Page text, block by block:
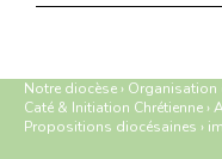
Notre diocèse › Organisation
Caté & Initiation Chrétienne ›
Propositions diocésaines ›